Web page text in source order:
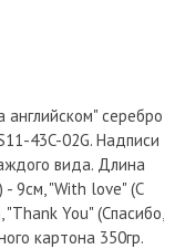
серебро
43C-02G. Надписи
вида. Длина
9см, "With love" (С
You" (Спасибо,
картона 350гр.